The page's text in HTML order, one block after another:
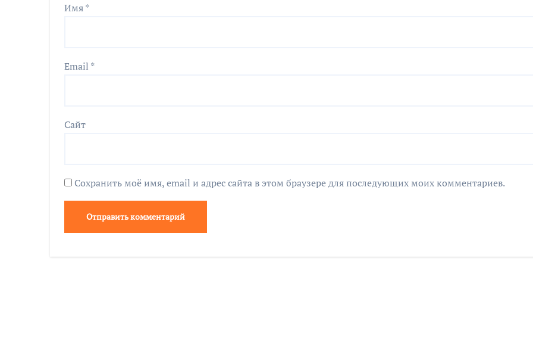
Имя*
Email *
Сайт
Сохранить моё имя, email и адрес сайта в этом браузере для последующих моих комментариев.